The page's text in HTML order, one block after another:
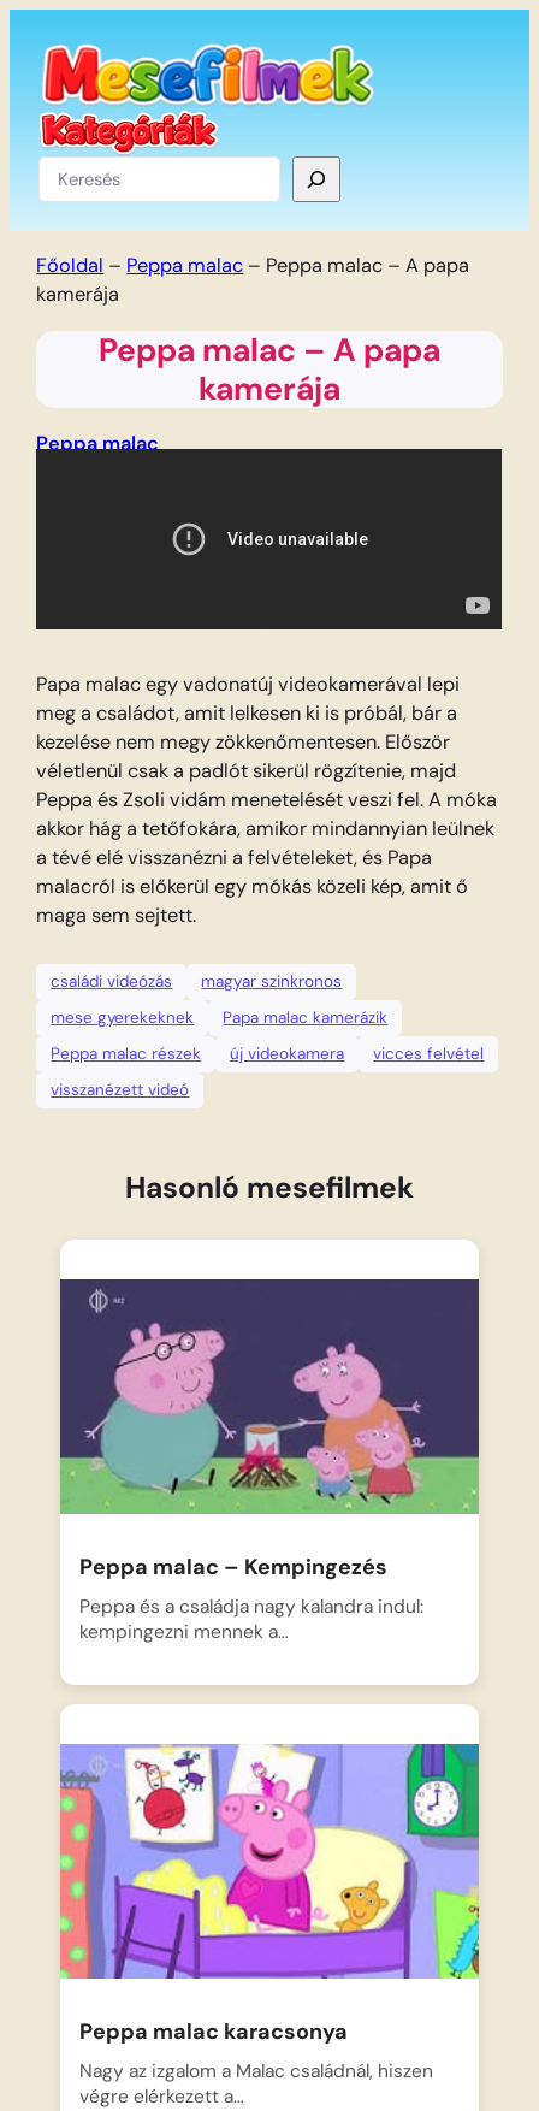
tartalomhoz
Keresés
Főoldal – Peppa malac – Peppa malac – A papa
kamerája
Peppa malac – A papa
kamerája
Peppa malac
Papa malac egy vadonatúj videokamerával lepi
meg a családot, amit lelkesen ki is próbál, bár a
kezelése nem megy zökkenőmentesen. Először
véletlenül csak a padlót sikerül rögzítenie, majd
Peppa és Zsoli vidám menetelését veszi fel. A móka
akkor hág a tetőfokára, amikor mindannyian leülnek
a tévé elé visszanézni a felvételeket, és Papa
malacról is előkerül egy mókás közeli kép, amit ő
maga sem sejtett.
családi videózás
magyar szinkronos
mese gyerekeknek
Papa malac kamerázik
Peppa malac részek
új videokamera
vicces felvétel
visszanézett videó
Hasonló mesefilmek
Peppa malac – Kempingezés
Peppa és a családja nagy kalandra indul:
kempingezni mennek a…
Peppa malac karacsonya
Nagy az izgalom a Malac családnál, hiszen
végre elérkezett a…